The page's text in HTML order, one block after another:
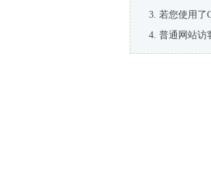
若您使用了
普通网站访